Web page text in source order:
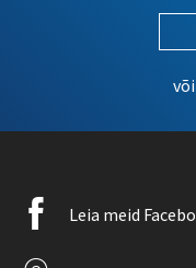
Facebook
icon
Leia meid